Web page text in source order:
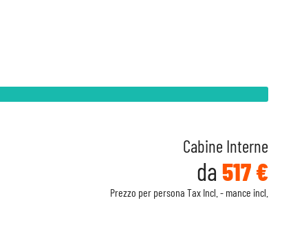
Cabine Interne
da 517 €
Prezzo per persona Tax Incl. - mance incl.